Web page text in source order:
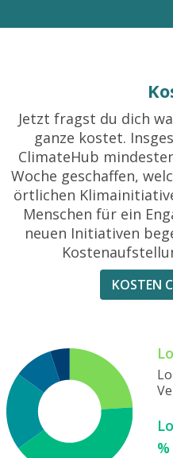
Jetzt fragst du dich
ganze kostet.
ClimateHub
Woche geschaffen,
örtlichen
Menschen für ein
neuen Initiativen
KOSTEN
%